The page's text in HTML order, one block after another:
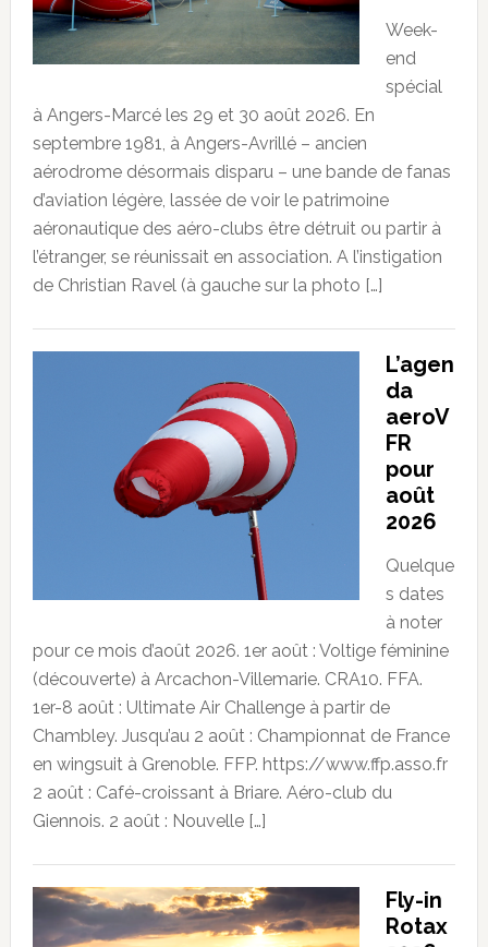
Week-
end
spécial
à Angers-Marcé les 29 et 30 août 2026. En
septembre 1981, à Angers-Avrillé – ancien
aérodrome désormais disparu – une bande de fanas
d’aviation légère, lassée de voir le patrimoine
aéronautique des aéro-clubs être détruit ou partir à
l’étranger, se réunissait en association. A l’instigation
de Christian Ravel (à gauche sur la photo […]
L’agen
da
aeroV
FR
pour
août
2026
Quelque
s dates
à noter
pour ce mois d’août 2026. 1er août : Voltige féminine
(découverte) à Arcachon-Villemarie. CRA10. FFA.
1er-8 août : Ultimate Air Challenge à partir de
Chambley. Jusqu’au 2 août : Championnat de France
en wingsuit à Grenoble. FFP. https://www.ffp.asso.fr
2 août : Café-croissant à Briare. Aéro-club du
Giennois. 2 août : Nouvelle […]
Fly-in
Rotax